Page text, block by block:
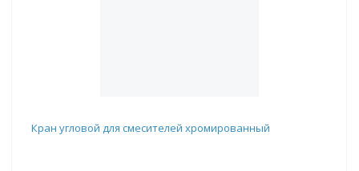
Кран угловой для смесителей хромированный